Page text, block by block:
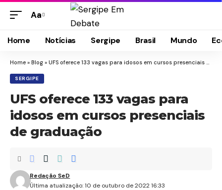
Aa
Home Notícias Sergipe Brasil Mundo
Home » Blog » UFS oferece 133 vagas para idosos em cursos presenciais de graduação
SERGIPE
UFS oferece 133 vagas para
idosos em cursos presenciais
de graduação
Última atualização: 10 de outubro de 2022 16:33
Redação SeD